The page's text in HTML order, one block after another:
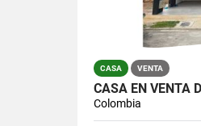
CASA VENTA
Colombia